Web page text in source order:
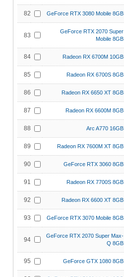
82 GeForce RTX 3080 Mobile 8GB
83
GeForce RTX 2070 Super
Mobile 8GB
84 Radeon RX 6700M 10GB
85 Radeon RX 6700S 8GB
86 Radeon RX 6650 XT 8GB
87 Radeon RX 6600M 8GB
88 Arc A770 16GB
89 Radeon RX 7600M XT 8GB
90 GeForce RTX 3060 8GB
91 Radeon RX 7700S 8GB
92 Radeon RX 6600 XT 8GB
93 GeForce RTX 3070 Mobile 8GB
94
GeForce RTX 2070 Super Max-
Q 8GB
95 GeForce GTX 1080 8GB